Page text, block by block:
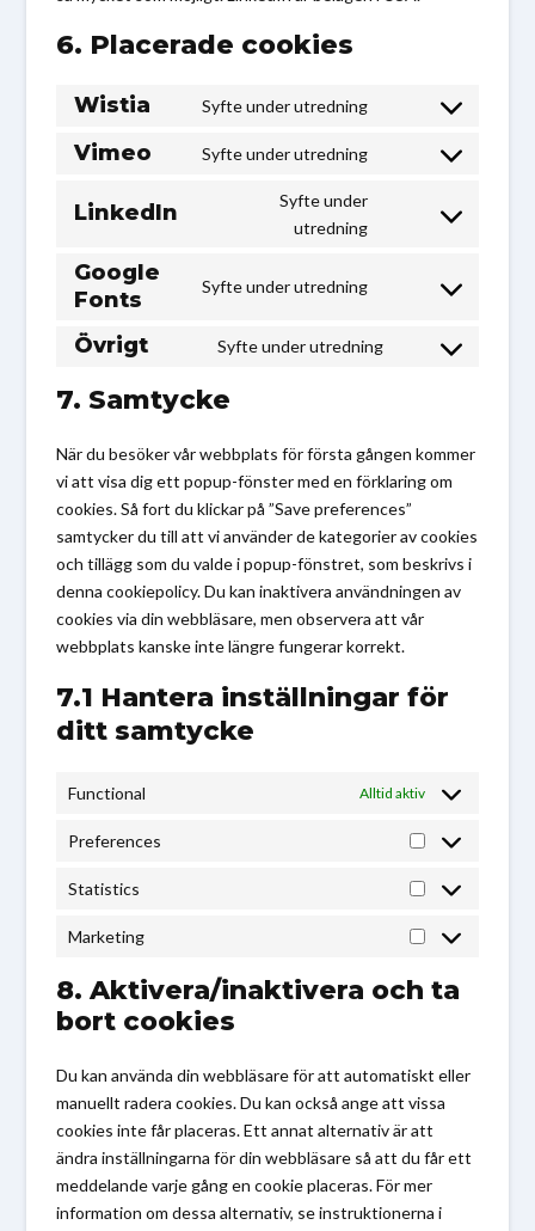
6. Placerade cookies
Wistia Syfte under utredning
Consent
Vimeo Syfte under utredning
Consent
LinkedIn
Syfte under
utredning
Consent
Google
Fonts
Syfte under utredning
Consent
Övrigt Syfte under utredning
Consent
7. Samtycke
När du besöker vår webbplats för första gången kommer
vi att visa dig ett popup-fönster med en förklaring om
cookies. Så fort du klickar på ”Save preferences”
samtycker du till att vi använder de kategorier av cookies
och tillägg som du valde i popup-fönstret, som beskrivs i
denna cookiepolicy. Du kan inaktivera användningen av
cookies via din webbläsare, men observera att vår
webbplats kanske inte längre fungerar korrekt.
7.1 Hantera inställningar för
ditt samtycke
Functional Alltid aktiv
Preferences
Preferences
Statistics
Statistics
Marketing
Marketing
8. Aktivera/inaktivera och ta
bort cookies
Du kan använda din webbläsare för att automatiskt eller
manuellt radera cookies. Du kan också ange att vissa
cookies inte får placeras. Ett annat alternativ är att
ändra inställningarna för din webbläsare så att du får ett
meddelande varje gång en cookie placeras. För mer
information om dessa alternativ, se instruktionerna i